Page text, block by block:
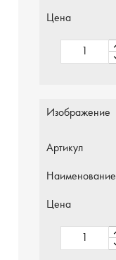
Цена
Изображение
Артикул
Наименование
Цена